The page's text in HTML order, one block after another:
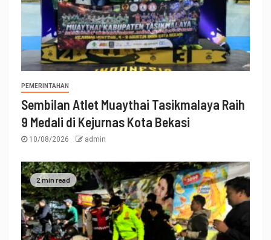
PEMERINTAHAN
Sembilan Atlet Muaythai Tasikmalaya Raih
9 Medali di Kejurnas Kota Bekasi
10/08/2026 admin
2 min read